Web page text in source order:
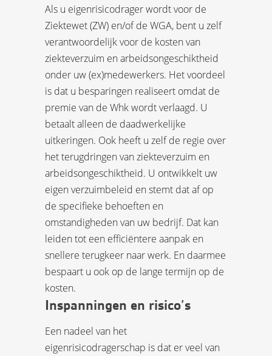
Als u eigenrisicodrager wordt voor de
Ziektewet (ZW) en/of de WGA, bent u zelf
verantwoordelijk voor de kosten van
ziekteverzuim en arbeidsongeschiktheid
onder uw (ex)medewerkers. Het voordeel
is dat u besparingen realiseert omdat de
premie van de Whk wordt verlaagd. U
betaalt alleen de daadwerkelijke
uitkeringen. Ook heeft u zelf de regie over
het terugdringen van ziekteverzuim en
arbeidsongeschiktheid. U ontwikkelt uw
eigen verzuimbeleid en stemt dat af op
de specifieke behoeften en
omstandigheden van uw bedrijf. Dat kan
leiden tot een efficiëntere aanpak en
snellere terugkeer naar werk. En daarmee
bespaart u ook op de lange termijn op de
kosten.
Inspanningen en risico’s
Een nadeel van het
eigenrisicodragerschap is dat er veel van